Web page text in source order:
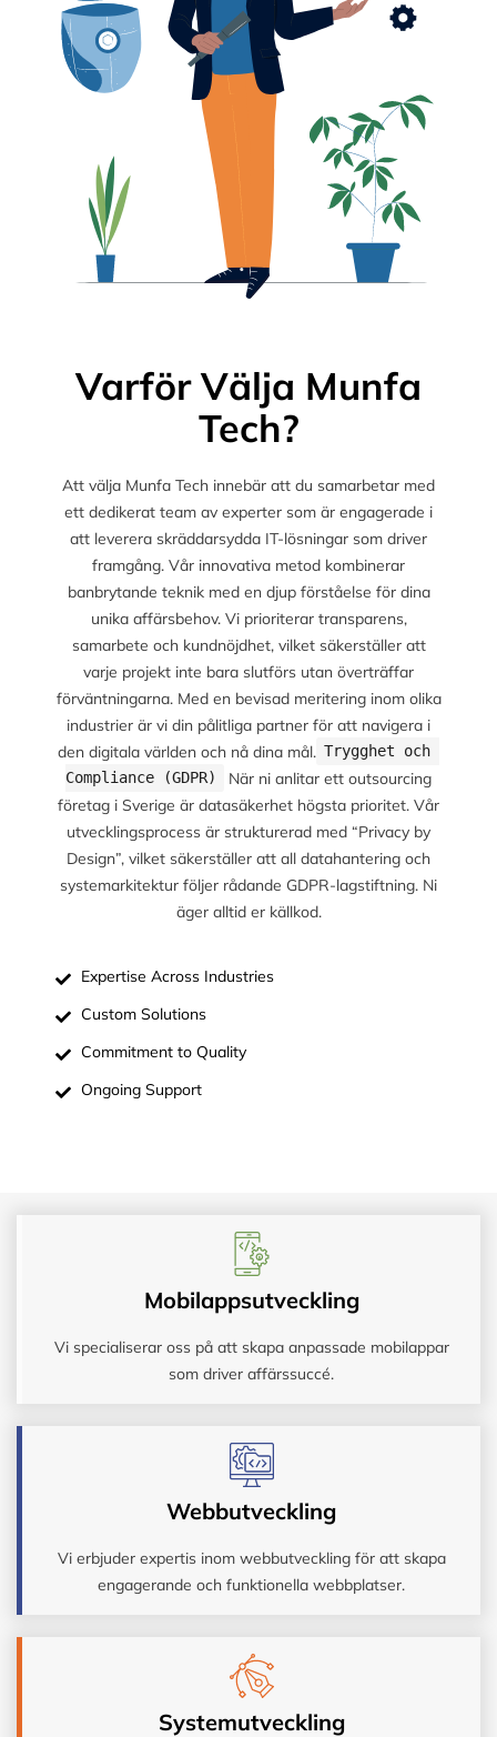
Varför Välja Munfa
Tech?
Att välja Munfa Tech innebär att du samarbetar med
ett dedikerat team av experter som är engagerade i
att leverera skräddarsydda IT-lösningar som driver
framgång. Vår innovativa metod kombinerar
banbrytande teknik med en djup förståelse för dina
unika affärsbehov. Vi prioriterar transparens,
samarbete och kundnöjdhet, vilket säkerställer att
varje projekt inte bara slutförs utan överträffar
förväntningarna. Med en bevisad meritering inom olika
industrier är vi din pålitliga partner för att navigera i
den digitala världen och nå dina mål. Trygghet och
Compliance (GDPR)
När ni anlitar ett outsourcing
företag i Sverige är datasäkerhet högsta prioritet. Vår
utvecklingsprocess är strukturerad med “Privacy by
Design”, vilket säkerställer att all datahantering och
systemarkitektur följer rådande GDPR-lagstiftning. Ni
äger alltid er källkod.
Expertise Across Industries
Custom Solutions
Commitment to Quality
Ongoing Support
Mobilappsutveckling
Vi specialiserar oss på att skapa anpassade mobilappar
som driver affärssuccé.
Webbutveckling
Vi erbjuder expertis inom webbutveckling för att skapa
engagerande och funktionella webbplatser.
Systemutveckling